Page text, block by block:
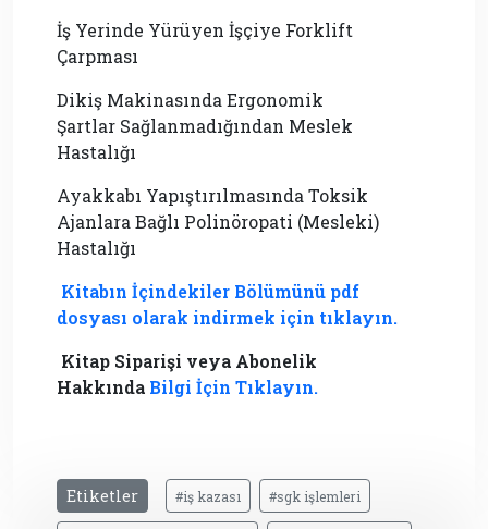
İş Yerinde Yürüyen İşçiye Forklift
Çarpması
Dikiş Makinasında Ergonomik
Şartlar Sağlanmadığından Meslek
Hastalığı
Ayakkabı Yapıştırılmasında Toksik
Ajanlara Bağlı Polinöropati (Mesleki)
Hastalığı
Kitabın İçindekiler Bölümünü pdf
dosyası olarak indirmek için tıklayın.
Kitap Siparişi veya Abonelik
Hakkında Bilgi İçin Tıklayın.
Etiketler #iş kazası #sgk işlemleri